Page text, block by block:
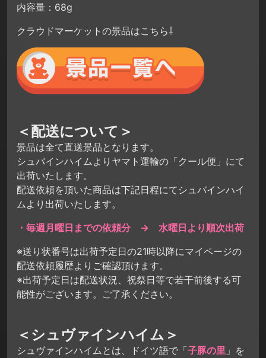
内容量：68g
クラウドマーケットの景品はこちら⇩
＜配送について＞
景品は全て直送景品となります。
シュバインハイムよりヤマト運輸の「クール便」にて
出荷いたします。
配送依頼を頂いた商品は下記日程にてシュバインハイ
ムより出荷いたします。
・毎週月曜日までの依頼分 → 水曜日より順次出荷
※送り状番号は出荷予定日の21時以降にマイページの
配送依頼履歴よりご確認頂けます。
※出荷予定日は配送状況、祝祭日等で若干前後する可
能性がございます。ご了承ください。
＜シュヴァインハイム＞
シュヴァインハイムとは、ドイツ語で「子豚の里 」を